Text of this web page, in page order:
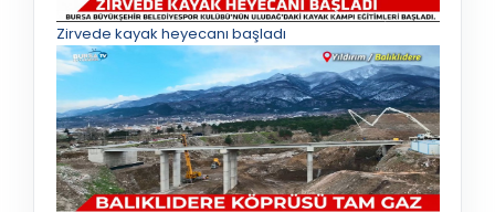
Zirvede kayak heyecanı başladı